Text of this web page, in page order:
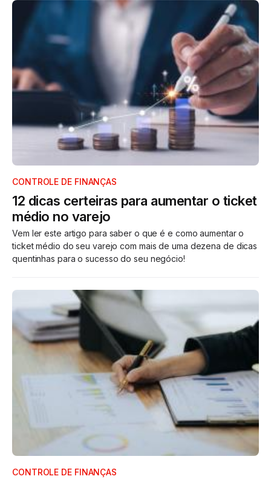
CONTROLE DE FINANÇAS
12 dicas certeiras para aumentar o ticket
médio no varejo
Vem ler este artigo para saber o que é e como aumentar o
ticket médio do seu varejo com mais de uma dezena de dicas
quentinhas para o sucesso do seu negócio!
CONTROLE DE FINANÇAS